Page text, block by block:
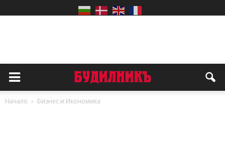
Начало Бизнес и Икономика